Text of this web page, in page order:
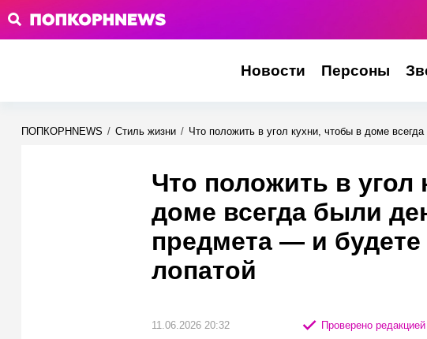
Новости Персоны
ПОПКОРНNEWS / Стиль жизни / Что положить в угол кухни, чтобы в доме
Что положить в угол
доме всегда были
предмета — и будете
лопатой
11.06.2026 20:32 Проверено редакцией